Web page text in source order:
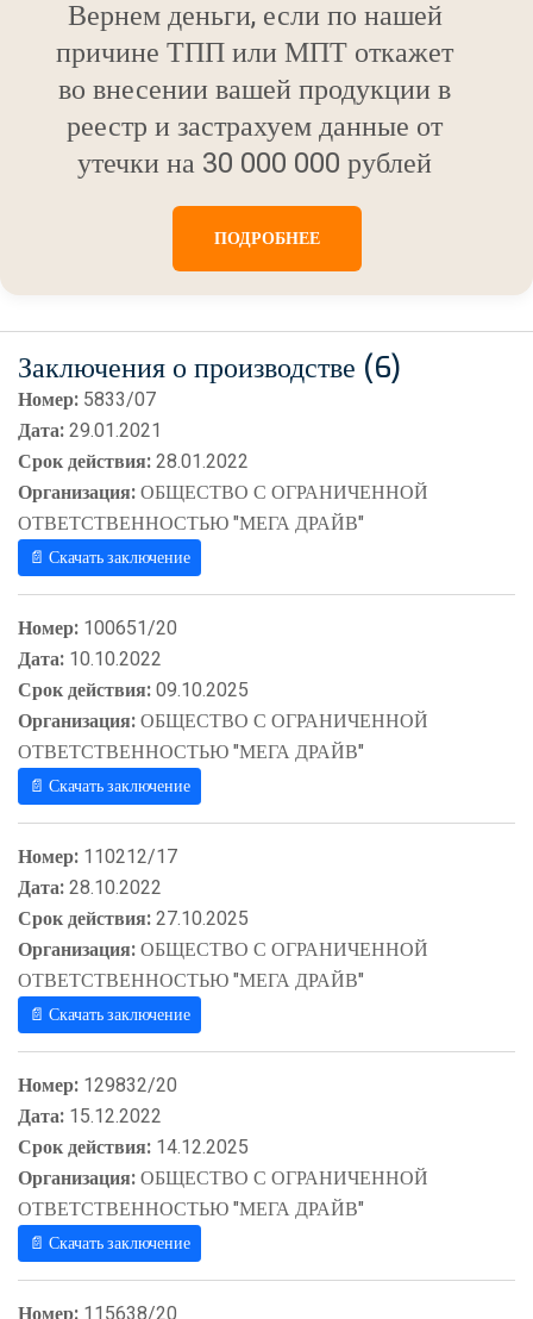
Вернем деньги, если по нашей
причине ТПП или МПТ откажет
во внесении вашей продукции в
реестр и застрахуем данные от
утечки на 30 000 000 рублей
ПОДРОБНЕЕ
Заключения о производстве (6)
Номер: 5833/07
Дата:29.01.2021
Срок действия:28.01.2022
Организация:ОБЩЕСТВО С ОГРАНИЧЕННОЙ
ОТВЕТСТВЕННОСТЬЮ "МЕГА ДРАЙВ"
📄 Скачать заключение
Номер: 100651/20
Дата: 10.10.2022
Срок действия:09.10.2025
Организация:ОБЩЕСТВО С ОГРАНИЧЕННОЙ
ОТВЕТСТВЕННОСТЬЮ "МЕГА ДРАЙВ"
📄 Скачать заключение
Номер: 110212/17
Дата:28.10.2022
Срок действия:27.10.2025
Организация:ОБЩЕСТВО С ОГРАНИЧЕННОЙ
ОТВЕТСТВЕННОСТЬЮ "МЕГА ДРАЙВ"
📄 Скачать заключение
Номер: 129832/20
Дата: 15.12.2022
Срок действия: 14.12.2025
Организация:ОБЩЕСТВО С ОГРАНИЧЕННОЙ
ОТВЕТСТВЕННОСТЬЮ "МЕГА ДРАЙВ"
📄 Скачать заключение